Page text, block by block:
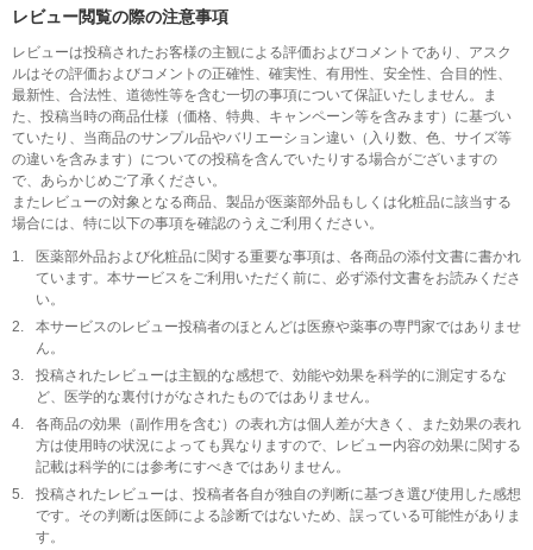
レビュー閲覧の際の注意事項
レビューは投稿されたお客様の主観による評価およびコメントであり、アスク
ルはその評価およびコメントの正確性、確実性、有用性、安全性、合目的性、
最新性、合法性、道徳性等を含む一切の事項について保証いたしません。ま
た、投稿当時の商品仕様（価格、特典、キャンペーン等を含みます）に基づい
ていたり、当商品のサンプル品やバリエーション違い（入り数、色、サイズ等
の違いを含みます）についての投稿を含んでいたりする場合がございますの
で、あらかじめご了承ください。
またレビューの対象となる商品、製品が医薬部外品もしくは化粧品に該当する
場合には、特に以下の事項を確認のうえご利用ください。
1.
医薬部外品および化粧品に関する重要な事項は、各商品の添付文書に書かれ
ています。本サービスをご利用いただく前に、必ず添付文書をお読みくださ
い。
2.
本サービスのレビュー投稿者のほとんどは医療や薬事の専門家ではありませ
ん。
3.
投稿されたレビューは主観的な感想で、効能や効果を科学的に測定するな
ど、医学的な裏付けがなされたものではありません。
4.
各商品の効果（副作用を含む）の表れ方は個人差が大きく、また効果の表れ
方は使用時の状況によっても異なりますので、レビュー内容の効果に関する
記載は科学的には参考にすべきではありません。
5.
投稿されたレビューは、投稿者各自が独自の判断に基づき選び使用した感想
です。その判断は医師による診断ではないため、誤っている可能性がありま
す。